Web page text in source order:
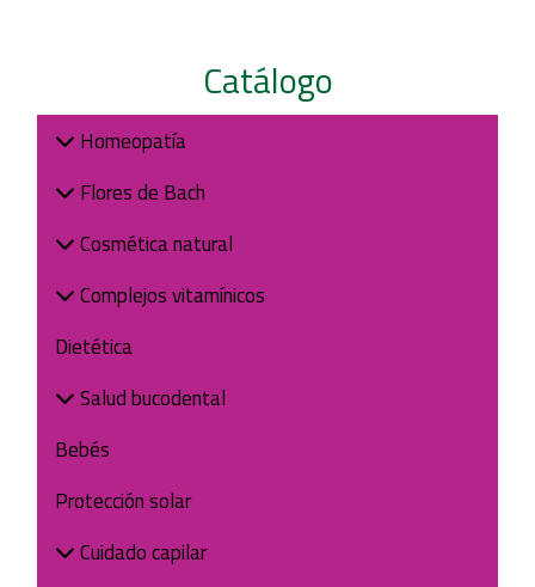
Catálogo
Homeopatía
Flores de Bach
Cosmética natural
Complejos vitamínicos
Dietética
Salud bucodental
Bebés
Protección solar
Cuidado capilar